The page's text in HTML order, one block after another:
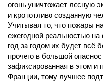
огонь уничтожает лесную
и кропотливо созданную
Учитывая то, что пожары
ежегодной реальностью на
год за годом их будет всё
прочего в большой
зафиксированная в этом и
Франции, тому лучшее